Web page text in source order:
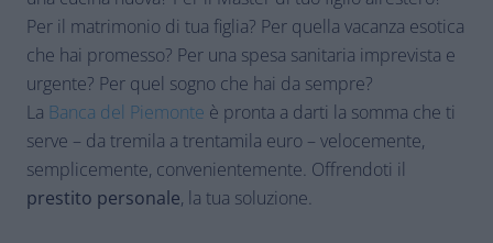
Per il matrimonio di tua figlia? Per quella vacanza esotica
che hai promesso? Per una spesa sanitaria imprevista e
urgente? Per quel sogno che hai da sempre?
La Banca del Piemonte è pronta a darti la somma che ti
serve – da tremila a trentamila euro – velocemente,
semplicemente, convenientemente. Offrendoti il
prestito personale, la tua soluzione.